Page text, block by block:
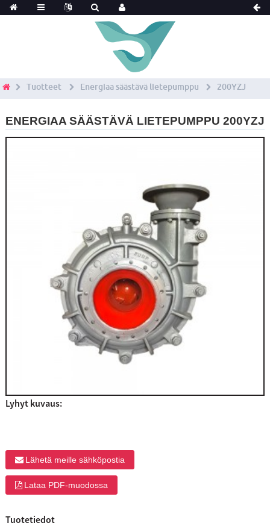
Tuotteet Energiaa säästävä lietepumppu 200YZJ
ENERGIAA SÄÄSTÄVÄ LIETEPUMPPU 200YZJ
Lyhyt kuvaus:
Lähetä meille sähköpostia
Lataa PDF-muodossa
Tuotetiedot